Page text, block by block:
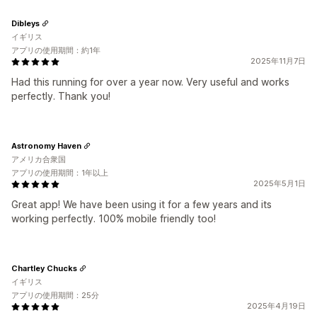
2025年11月7日
Had this running for over a year now. Very useful and works
perfectly. Thank you!
Dibleys
イギリス
アプリの使用期間：約1年
2025年5月1日
Great app! We have been using it for a few years and its
working perfectly. 100% mobile friendly too!
Astronomy Haven
アメリカ合衆国
アプリの使用期間：1年以上
2025年4月19日
Chartley Chucks
イギリス
アプリの使用期間：25分